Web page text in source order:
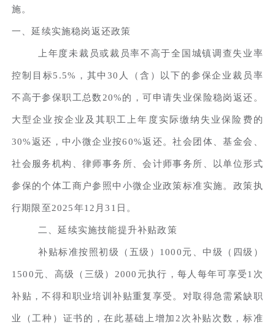
施。
一、延续实施稳岗返还政策
上年度未裁员或裁员率不高于全国城镇调查失业率
控制目标5.5%，其中30人（含）以下的参保企业裁员率
不高于参保职工总数20%的，可申请失业保险稳岗返还。
大型企业按企业及其职工上年度实际缴纳失业保险费的
30%返还，中小微企业按60%返还。社会团体、基金会、
社会服务机构、律师事务所、会计师事务所、以单位形式
参保的个体工商户参照中小微企业政策标准实施。政策执
行期限至2025年12月31日。
二、延续实施技能提升补贴政策
补贴标准按照初级（五级）1000元、中级（四级）
1500元、高级（三级）2000元执行，每人每年可享受1次
补贴，不得和职业培训补贴重复享受。对取得急需紧缺职
业（工种）证书的，在此基础上增加2次补贴次数，标准